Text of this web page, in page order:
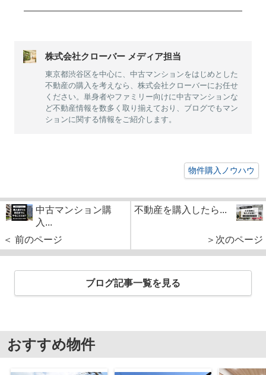
株式会社クローバー メディア担当
東京都渋谷区を中心に、中古マンションをはじめとした
不動産の購入を考えなら、株式会社クローバーにお任せ
ください。単身者やファミリー向けに中古マンションな
ど不動産情報を数多く取り揃えており、ブログでもマン
ションに関する情報をご紹介します。
物件購入ノウハウ
中古マンション購
入...
＜ 前のページ
不動産を購入したら...
＞次のページ
ブログ記事一覧を見る
おすすめ物件